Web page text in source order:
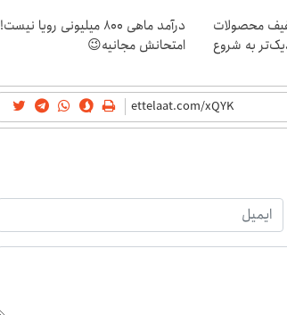
محصولات
به شروع
درآمد ماهی 800 میلیونی رویا نیست!
امتحانش مجانیه😉